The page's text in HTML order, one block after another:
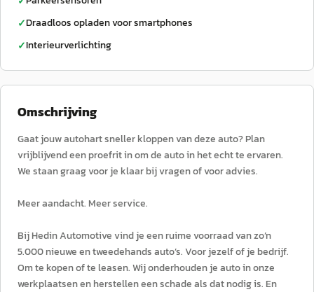
✓Draadloos opladen voor smartphones
✓Interieurverlichting
Omschrijving
Gaat jouw autohart sneller kloppen van deze auto? Plan
vrijblijvend een proefrit in om de auto in het echt te ervaren.
We staan graag voor je klaar bij vragen of voor advies.
Meer aandacht. Meer service.
Bij Hedin Automotive vind je een ruime voorraad van zo’n
5.000 nieuwe en tweedehands auto’s. Voor jezelf of je bedrijf.
Om te kopen of te leasen. Wij onderhouden je auto in onze
werkplaatsen en herstellen een schade als dat nodig is. En